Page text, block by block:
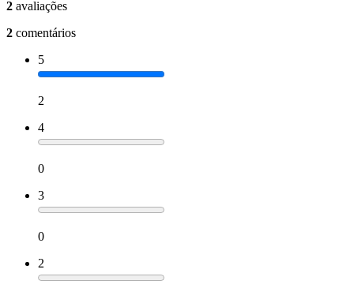
2 avaliações
2 comentários
5
2
4
0
3
0
2